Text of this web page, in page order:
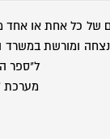
של כל אחת או
ומורשת במשרד
ל"ספר
מערכת